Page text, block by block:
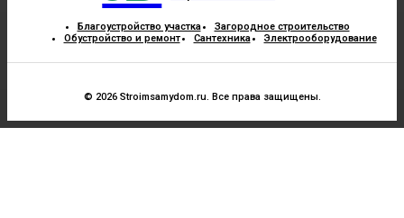
Благоустройство участка
Загородное строительство
Обустройство и ремонт
Сантехника Электрооборудование
© 2026 Stroimsamydom.ru. Все права защищены.